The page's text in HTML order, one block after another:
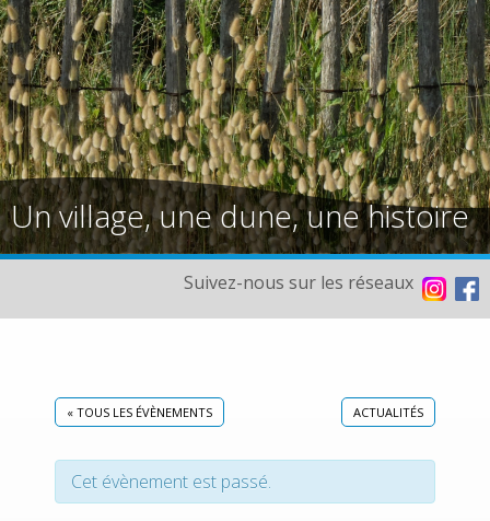
Un village, une dune, une histoire
Suivez-nous sur les réseaux
« TOUS LES ÉVÈNEMENTS ACTUALITÉS
Cet évènement est passé.